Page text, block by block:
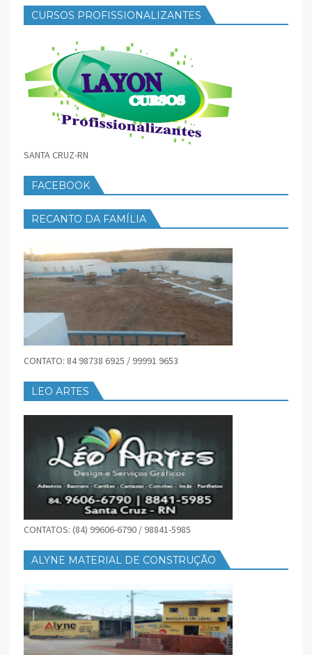
CURSOS PROFISSIONALIZANTES
SANTA CRUZ-RN
FACEBOOK
RECANTO DA FAMÍLIA
CONTATO: 84 98738 6925 / 99991 9653
LEO ARTES
CONTATOS: (84) 99606-6790 / 98841-5985
ALYNE MATERIAL DE CONSTRUÇÃO